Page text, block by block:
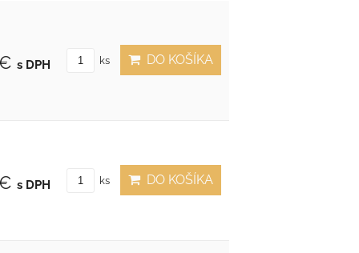
s DPH ks DO KOŠÍKA
s DPH ks DO KOŠÍKA